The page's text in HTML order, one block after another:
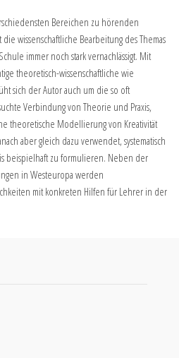
Bereichen zu hörenden
wissenschaftliche Bearbeitung des Themas
immer noch stark vernachlässigt. Mit
theoretisch-wissenschaftliche wie
sich der Autor auch um die so oft
Verbindung von Theorie und Praxis,
theoretische Modellierung von Kreativität
aber gleich dazu verwendet, systematisch
beispielhaft zu formulieren. Neben der
in Westeuropa werden
mit konkreten Hilfen für Lehrer in der